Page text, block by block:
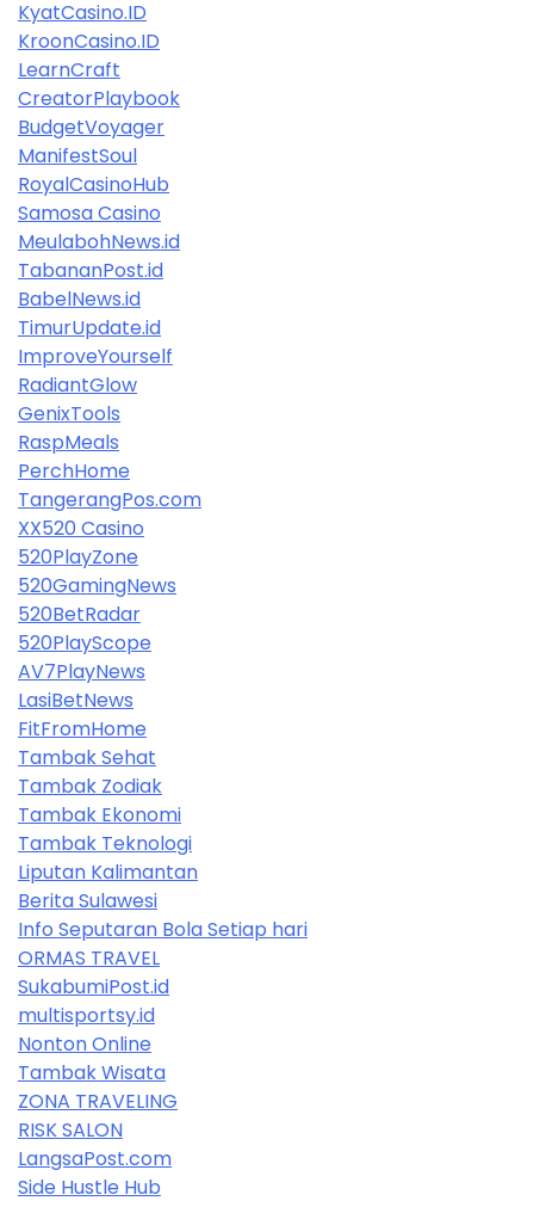
KyatCasino.ID
KroonCasino.ID
LearnCraft
CreatorPlaybook
BudgetVoyager
ManifestSoul
RoyalCasinoHub
Samosa Casino
MeulabohNews.id
TabananPost.id
BabelNews.id
TimurUpdate.id
ImproveYourself
RadiantGlow
GenixTools
RaspMeals
PerchHome
TangerangPos.com
XX520 Casino
520PlayZone
520GamingNews
520BetRadar
520PlayScope
AV7PlayNews
LasiBetNews
FitFromHome
Tambak Sehat
Tambak Zodiak
Tambak Ekonomi
Tambak Teknologi
Liputan Kalimantan
Berita Sulawesi
Info Seputaran Bola Setiap hari
ORMAS TRAVEL
SukabumiPost.id
multisportsy.id
Nonton Online
Tambak Wisata
ZONA TRAVELING
RISK SALON
LangsaPost.com
Side Hustle Hub